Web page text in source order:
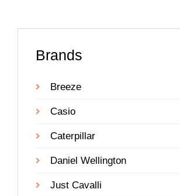
Brands
Breeze
Casio
Caterpillar
Daniel Wellington
Just Cavalli